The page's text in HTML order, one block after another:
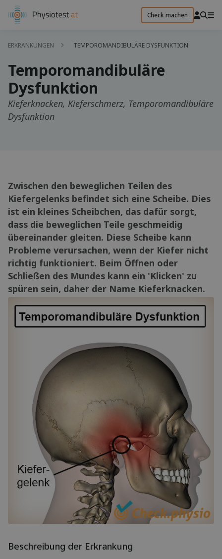
Check machen
ERKRANKUNGEN TEMPOROMANDIBULÄRE DYSFUNKTION
Temporomandibuläre
Dysfunktion
Kieferknacken, Kieferschmerz, Temporomandibuläre
Dysfunktion
Zwischen den beweglichen Teilen des
Kiefergelenks befindet sich eine Scheibe. Dies
ist ein kleines Scheibchen, das dafür sorgt,
dass die beweglichen Teile geschmeidig
übereinander gleiten. Diese Scheibe kann
Probleme verursachen, wenn der Kiefer nicht
richtig funktioniert. Beim Öffnen oder
Schließen des Mundes kann ein 'Klicken' zu
spüren sein, daher der Name Kieferknacken.
Beschreibung der Erkrankung